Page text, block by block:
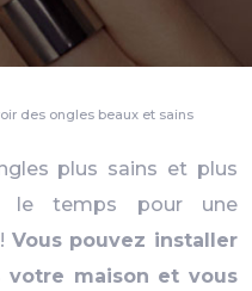
des ongles beaux et sains
plus sains et plus
le temps pour une
Vous pouvez installer
votre maison et vous